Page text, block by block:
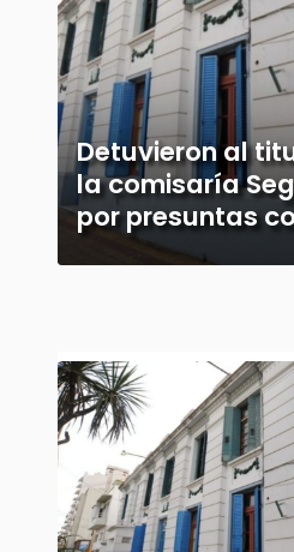
Detuvieron al
la comisaría
por presuntas